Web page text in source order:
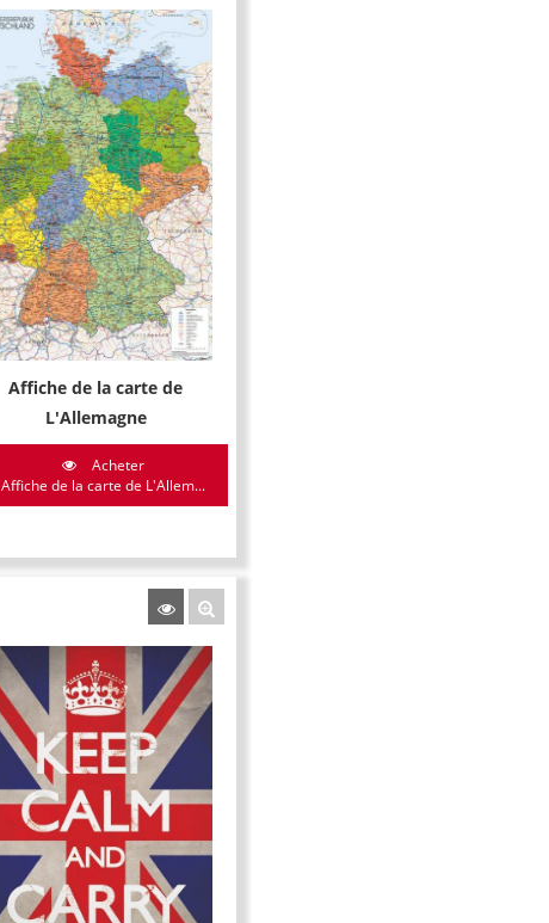
Affiche de la carte de
L'Allemagne
Acheter
Affiche de la carte de L'Allem...